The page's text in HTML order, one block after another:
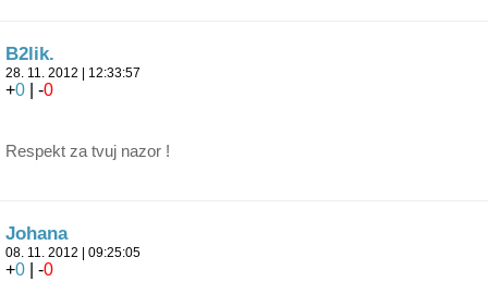
B2lik.
28. 11. 2012 | 12:33:57
+0 | -0
Respekt za tvuj nazor !
Johana
08. 11. 2012 | 09:25:05
+0 | -0